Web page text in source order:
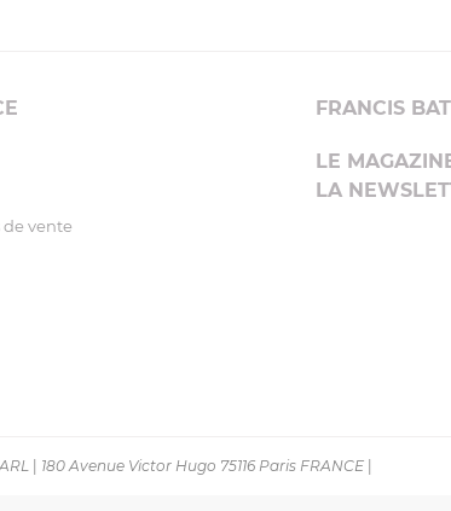
vente
FRANCIS
LE
LA
180 Avenue Victor Hugo 75116 Paris FRANCE